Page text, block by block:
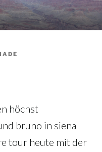
höchst
bruno in siena
tour heute mit der